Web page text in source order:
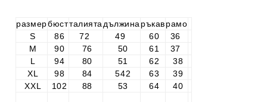
размербюстталията дължина ръкаврамо
S
86 72 49 60
36
M
90 76 50 61
37
L
94 80 51 62
38
XL
98 84 542 63
39
XXL
102 88 53 64 40